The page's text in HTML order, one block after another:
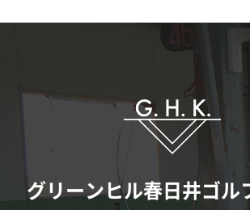
グリーンヒル春日井ゴル